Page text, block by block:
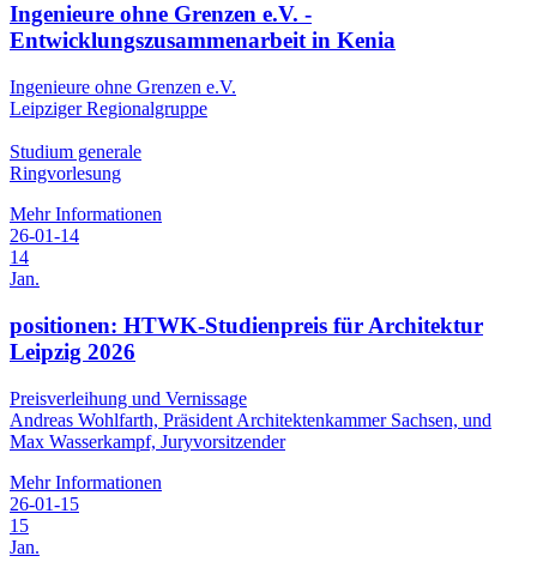
Ingenieure ohne Grenzen e.V. -
Entwicklungszusammenarbeit in Kenia
Ingenieure ohne Grenzen e.V.
Leipziger Regionalgruppe
Studium generale
Ringvorlesung
Mehr Informationen
26-01-14
14
Jan.
positionen: HTWK-Studienpreis für Architektur
Leipzig 2026
Preisverleihung und Vernissage
Andreas Wohlfarth, Präsident Architektenkammer Sachsen, und
Max Wasserkampf, Juryvorsitzender
Mehr Informationen
26-01-15
15
Jan.